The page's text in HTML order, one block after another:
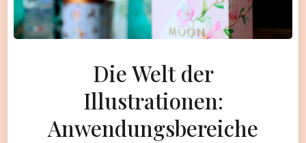
Die Welt der
Illustrationen:
Anwendungsbereiche